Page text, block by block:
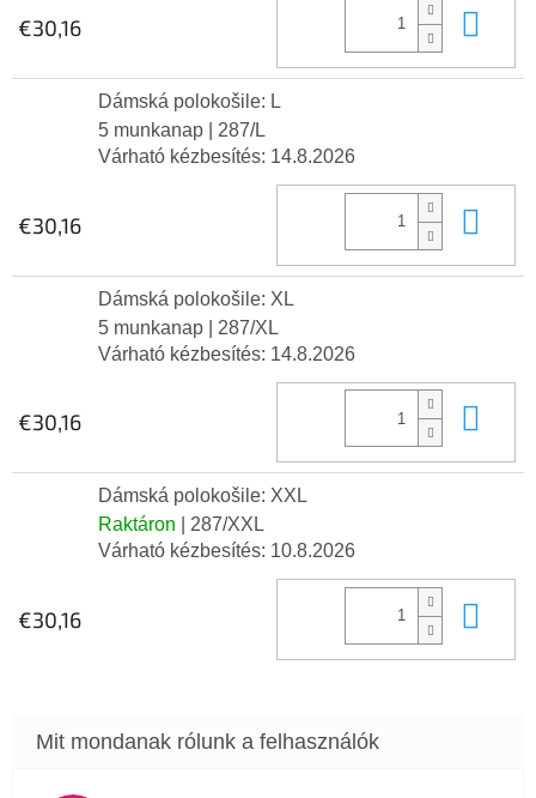
€30,16
Dámská polokošile: L
5 munkanap
| 287/L
Várható kézbesítés: 14.8.2026
€30,16
Dámská polokošile: XL
5 munkanap
| 287/XL
Várható kézbesítés: 14.8.2026
€30,16
Dámská polokošile: XXL
Raktáron
| 287/XXL
Várható kézbesítés: 10.8.2026
€30,16